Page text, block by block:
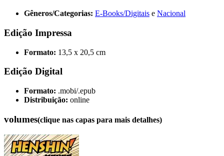
Gêneros/Categorias: E-Books/Digitais e Nacional
Edição Impressa
Formato: 13,5 x 20,5 cm
Edição Digital
Formato: .mobi/.epub
Distribuição: online
volumes(clique nas capas para mais detalhes)